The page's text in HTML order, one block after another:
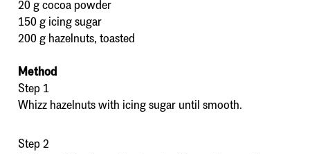
20 g cocoa powder
150 g icing sugar
200 g hazelnuts, toasted
Method
Step 1
Whizz hazelnuts with icing sugar until smooth.
Step 2